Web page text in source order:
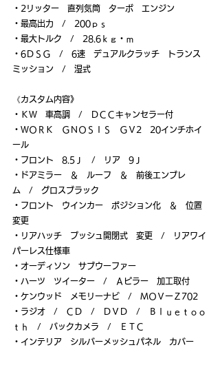
・2リッター　直列気筒　ターボ　エンジン
・最高出力　/　200ｐｓ
・最大トルク　/　28.6ｋｇ・ｍ
・6ＤＳＧ　/　6速　デュアルクラッチ　トランス
ミッション　/　湿式
《カスタム内容》
・ＫＷ　車高調　/　ＤＣＣキャンセラー付
・ＷＯＲＫ　ＧＮＯＳＩＳ　ＧＶ2　20インチホイ
ール
・フロント　8.5Ｊ　/　リア　9Ｊ
・ドアミラー　＆　ルーフ　＆　前後エンブレ
ム　/　グロスブラック
・フロント　ウインカー　ポジション化　＆　位置
変更
・リアハッチ　プッシュ開閉式　変更　/　リアワイ
パーレス仕様車
・オーディソン　サブウーファー
・ハーツ　ツイーター　/　Ａピラー　加工取付
・ケンウッド　メモリーナビ　/　ＭＯＶーＺ702
・ラジオ　/　ＣＤ　/　ＤＶＤ　/　Ｂｌｕｅｔｏｏ
ｔｈ　/　バックカメラ　/　ＥＴＣ
・インテリア　シルバーメッシュパネル　カバー